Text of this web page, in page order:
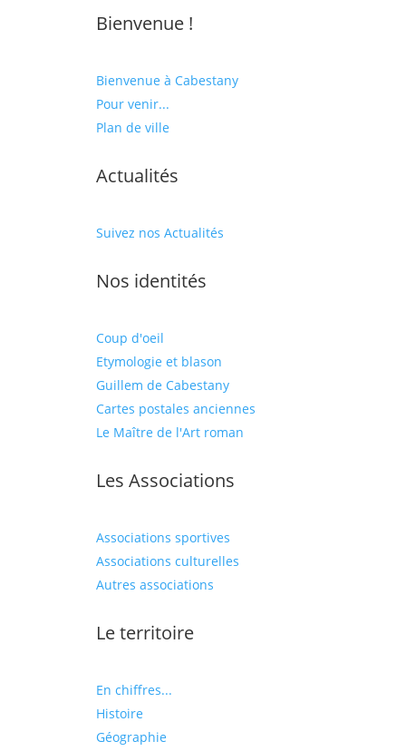
Bienvenue !
Bienvenue à Cabestany
Pour venir...
Plan de ville
Actualités
Suivez nos Actualités
Nos identités
Coup d'oeil
Etymologie et blason
Guillem de Cabestany
Cartes postales anciennes
Le Maître de l'Art roman
Les Associations
Associations sportives
Associations culturelles
Autres associations
Le territoire
En chiffres...
Histoire
Géographie